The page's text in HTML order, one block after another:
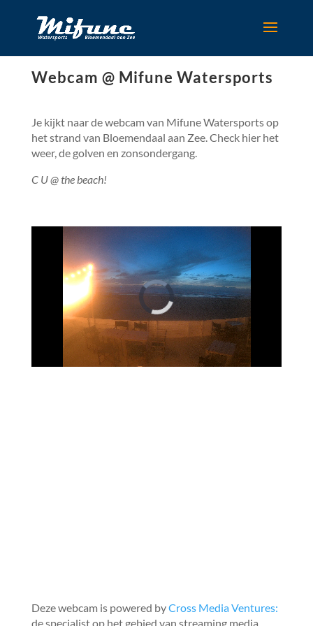
Webcam @ Mifune Watersports
Je kijkt naar de webcam van Mifune Watersports op
het strand van Bloemendaal aan Zee. Check hier het
weer, de golven en zonsondergang.
C U @ the beach!
Deze webcam is powered byCross Media Ventures:
de specialist op het gebied van streaming media.